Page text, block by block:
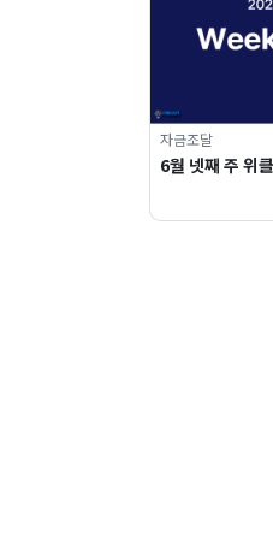
자금조달
6월 넷째 주 위